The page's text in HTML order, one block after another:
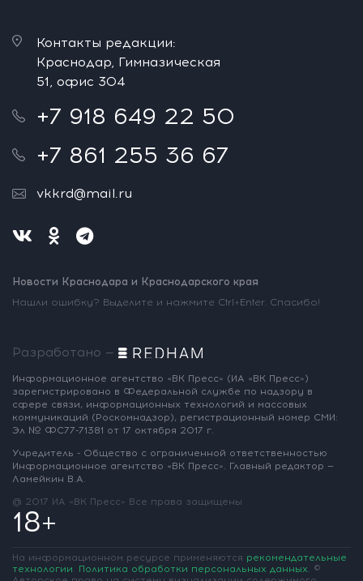
Контакты редакции:
Краснодар, Гимназическая
51, офис 304
+7 918 649 22 50
+7 861 255 36 67
vkkrd@mail.ru
Новости Краснодара и Краснодарского края
Нашли ошибку? Выделите и нажмите Ctrl+Enter. Спасибо!
Разработано —
Информационное агентство «ВК Пресс» (ИА «ВК Пресс»)
зарегистрировано в Федеральной службе по надзору в
сфере связи, информационных технологий и массовых
коммуникаций (Роскомнадзор), регистрационный номер СМИ:
Эл № ФС77-71381 от 17 октября 2017 г.
Учредитель - Общество с ограниченной ответственностью
Информационное агентство «ВК Пресс». Главный редактор —
Ламейкин В.А.
@ 2017 ИА «ВК Пресс» Все права защищены
18+
На информационном ресурсе применяются рекомендательные
технологии. Политика обработки персональных данных. ©